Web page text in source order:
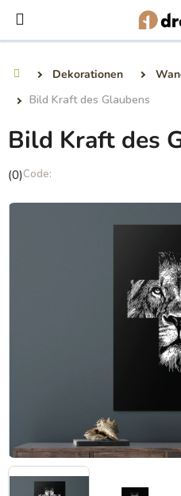
Inhalt
springen
Dekorationen
Bild Kraft des Glaubens
Bild Kraft des
Die
Produktbewertung
(0)